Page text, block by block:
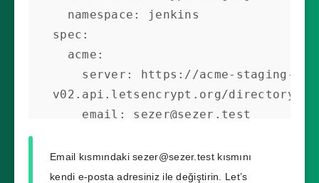
spec:
v02.api.letsencrypt.org/directory
    email:
sezer@sezer.test
      name: letsencrypt-staging
    solvers:
Email kısmındakisezer@sezer.testkısmını
kendi e-posta adresiniz ile değiştirin. Let’s